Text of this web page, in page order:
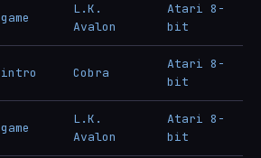
game
L.K.
Avalon
Atari 8-
bit
intro Cobra
Atari 8-
bit
game
L.K.
Avalon
Atari 8-
bit